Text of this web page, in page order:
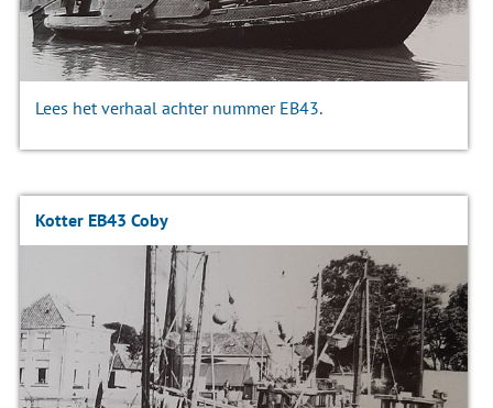
Lees het verhaal achter nummer EB43.
Kotter EB43 Coby